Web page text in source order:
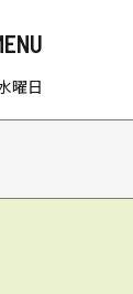
の『山形不
曜日